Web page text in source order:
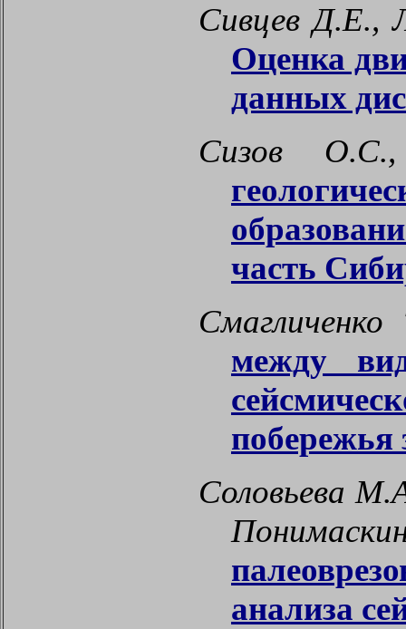
Сивцев
Оценка
данных
Сизов
часть
между
побережья
Соловьева
анализа